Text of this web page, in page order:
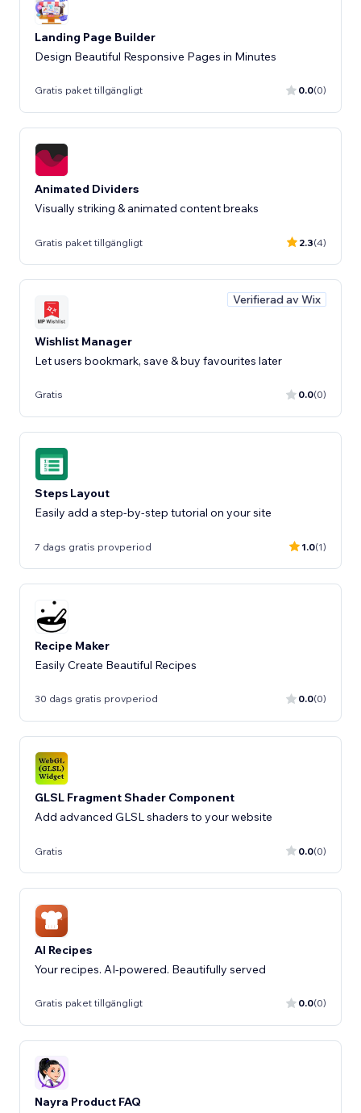
Landing Page Builder
Design Beautiful Responsive Pages in Minutes
Gratis paket tillgängligt 0.0(0)
Animated Dividers
Visually striking & animated content breaks
Gratis paket tillgängligt 2.3(4)
Verifierad av Wix
Wishlist Manager
Let users bookmark, save & buy favourites later
Gratis 0.0(0)
Steps Layout
Easily add a step-by-step tutorial on your site
7 dags gratis provperiod 1.0(1)
Recipe Maker
Easily Create Beautiful Recipes
30 dags gratis provperiod 0.0(0)
GLSL Fragment Shader Component
Add advanced GLSL shaders to your website
Gratis 0.0(0)
AI Recipes
Your recipes. AI-powered. Beautifully served
Gratis paket tillgängligt 0.0(0)
Nayra Product FAQ